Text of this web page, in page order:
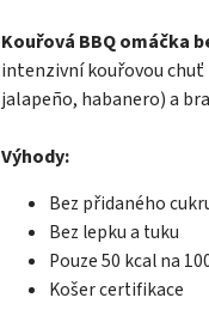
Kouřová BBQ omáčka
intenzivní kouřovou
jalapeño, habanero) a
Výhody:
Bez přidaného
Bez lepku a tuku
Pouze 50 kcal na
Košer certifikace